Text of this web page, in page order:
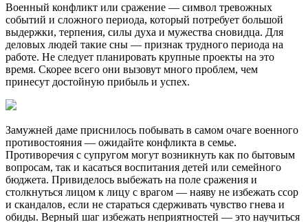
Военный конфликт или сражение — символ тревожных
событий и сложного периода, который потребует большой
выдержки, терпения, силы духа и мужества сновидца. Для
деловых людей такие сны — признак трудного периода на
работе. Не следует планировать крупные проекты на это
время. Скорее всего они вызовут много проблем, чем
принесут достойную прибыль и успех.
Замужней даме приснилось побывать в самом очаге военного
противостояния — ожидайте конфликта в семье.
Противоречия с супругом могут возникнуть как по бытовым
вопросам, так и касаться воспитания детей или семейного
бюджета. Привиделось выбежать на поле сражения и
столкнуться лицом к лицу с врагом — наяву не избежать ссор
и скандалов, если не стараться сдерживать чувство гнева и
обиды. Верный шаг избежать неприятностей — это научиться